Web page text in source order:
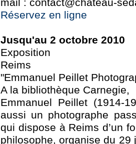
mail : contact@chateau-
Réservez en ligne
Jusqu'au 2 octobre 2010
Exposition
Reims
"Emmanuel Peillet
A la bibliothèque Carnegie,
Emmanuel Peillet (1914-
aussi un photographe
qui dispose à Reims d’un
philosophe, organise du